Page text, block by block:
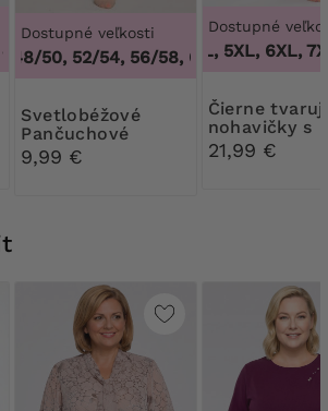
50, 52/54, 56/58, 60/62
Dostupné veľkosti
50, 52/54, 56/58, 60/62,44/46,
Svetlobéžové
Pančuchové
nohavice Ribessa
30 DEN
9,99 €
Dostupné
3XL, 4XL, 5XL, 6XL,
Čierne tvarujúce
nohavičky s
kvetinovou
21,99 €